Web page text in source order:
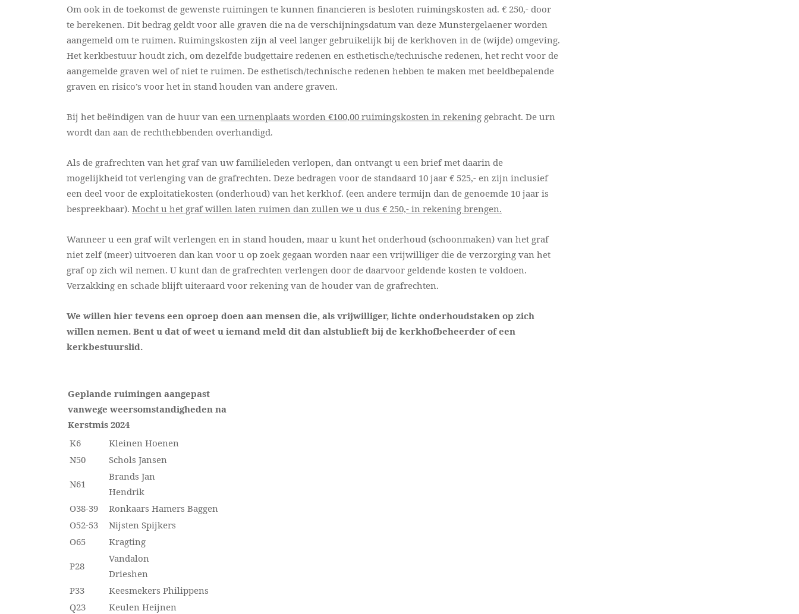
Om ook in de toekomst de gewenste ruimingen te kunnen financieren is besloten ruimingskosten ad. € 250,- door
te berekenen. Dit bedrag geldt voor alle graven die na de verschijningsdatum van deze Munstergelaener worden
aangemeld om te ruimen. Ruimingskosten zijn al veel langer gebruikelijk bij de kerkhoven in de (wijde) omgeving.
Het kerkbestuur houdt zich, om dezelfde budgettaire redenen en esthetische/technische redenen, het recht voor de
aangemelde graven wel of niet te ruimen. De esthetisch/technische redenen hebben te maken met beeldbepalende
graven en risico’s voor het in stand houden van andere graven.
Bij het beëindigen van de huur van een urnenplaats worden €100,00 ruimingskosten in rekening gebracht. De urn
wordt dan aan de rechthebbenden overhandigd.
Als de grafrechten van het graf van uw familieleden verlopen, dan ontvangt u een brief met daarin de
mogelijkheid tot verlenging van de grafrechten. Deze bedragen voor de standaard 10 jaar € 525,- en zijn inclusief
een deel voor de exploitatiekosten (onderhoud) van het kerkhof. (een andere termijn dan de genoemde 10 jaar is
bespreekbaar). Mocht u het graf willen laten ruimen dan zullen we u dus € 250,- in rekening brengen.
Wanneer u een graf wilt verlengen en in stand houden, maar u kunt het onderhoud (schoonmaken) van het graf
niet zelf (meer) uitvoeren dan kan voor u op zoek gegaan worden naar een vrijwilliger die de verzorging van het
graf op zich wil nemen. U kunt dan de grafrechten verlengen door de daarvoor geldende kosten te voldoen.
Verzakking en schade blijft uiteraard voor rekening van de houder van de grafrechten.
We willen hier tevens een oproep doen aan mensen die, als vrijwilliger, lichte onderhoudstaken op zich
willen nemen. Bent u dat of weet u iemand meld dit dan alstublieft bij de kerkhofbeheerder of een
kerkbestuurslid.
Geplande ruimingen aangepast
vanwege weersomstandigheden na
Kerstmis 2024
K6
Kleinen Hoenen
N50
Schols Jansen
N61
Brands Jan
Hendrik
O38-39
Ronkaars Hamers Baggen
O52-53
Nijsten Spijkers
O65
Kragting
P28
Vandalon
Drieshen
P33
Keesmekers Philippens
Q23
Keulen Heijnen